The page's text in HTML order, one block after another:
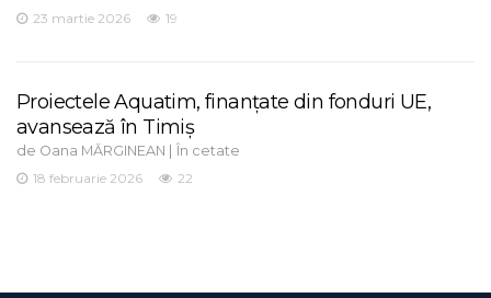
23 martie 2026
19
Proiectele Aquatim, finanțate din fonduri UE,
avansează în Timiș
de Oana MĂRGINEAN | În cetate
18 februarie 2026
22